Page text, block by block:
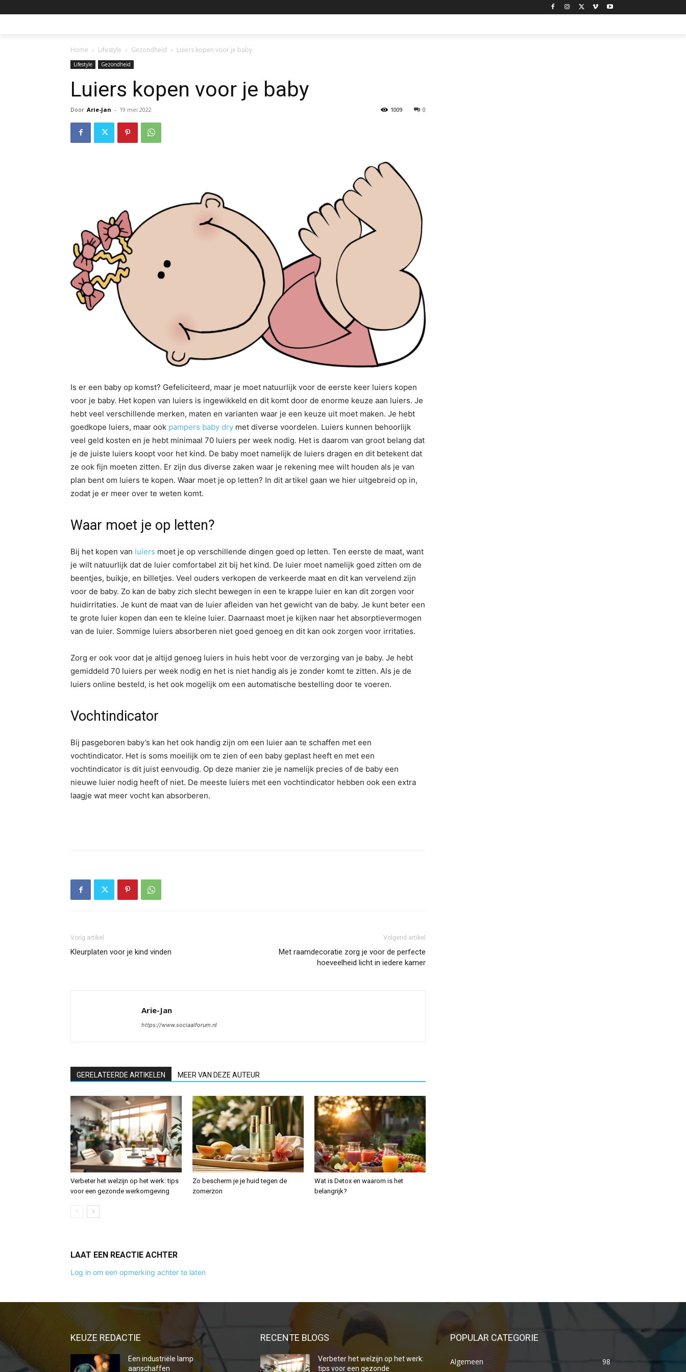
Home Lifestyle Gezondheid Luiers kopen voor je baby
Lifestyle Gezondheid
Luiers kopen voor je baby
Door Arie-Jan - 19 mei 2022 0
1009
Is er een baby op komst? Gefeliciteerd, maar je moet natuurlijk voor de eerste keer luiers kopen
voor je baby. Het kopen van luiers is ingewikkeld en dit komt door de enorme keuze aan luiers. Je
hebt veel verschillende merken, maten en varianten waar je een keuze uit moet maken. Je hebt
goedkope luiers, maar ook pampers baby dry met diverse voordelen. Luiers kunnen behoorlijk
veel geld kosten en je hebt minimaal 70 luiers per week nodig. Het is daarom van groot belang dat
je de juiste luiers koopt voor het kind. De baby moet namelijk de luiers dragen en dit betekent dat
ze ook fijn moeten zitten. Er zijn dus diverse zaken waar je rekening mee wilt houden als je van
plan bent om luiers te kopen. Waar moet je op letten? In dit artikel gaan we hier uitgebreid op in,
zodat je er meer over te weten komt.
Waar moet je op letten?
Bij het kopen van luiers moet je op verschillende dingen goed op letten. Ten eerste de maat, want
je wilt natuurlijk dat de luier comfortabel zit bij het kind. De luier moet namelijk goed zitten om de
beentjes, buikje, en billetjes. Veel ouders verkopen de verkeerde maat en dit kan vervelend zijn
voor de baby. Zo kan de baby zich slecht bewegen in een te krappe luier en kan dit zorgen voor
huidirritaties. Je kunt de maat van de luier afleiden van het gewicht van de baby. Je kunt beter een
te grote luier kopen dan een te kleine luier. Daarnaast moet je kijken naar het absorptievermogen
van de luier. Sommige luiers absorberen niet goed genoeg en dit kan ook zorgen voor irritaties.
Zorg er ook voor dat je altijd genoeg luiers in huis hebt voor de verzorging van je baby. Je hebt
gemiddeld 70 luiers per week nodig en het is niet handig als je zonder komt te zitten. Als je de
luiers online besteld, is het ook mogelijk om een automatische bestelling door te voeren.
Vochtindicator
Bij pasgeboren baby’s kan het ook handig zijn om een luier aan te schaffen met een
vochtindicator. Het is soms moeilijk om te zien of een baby geplast heeft en met een
vochtindicator is dit juist eenvoudig. Op deze manier zie je namelijk precies of de baby een
nieuwe luier nodig heeft of niet. De meeste luiers met een vochtindicator hebben ook een extra
laagje wat meer vocht kan absorberen.
Vorig artikel
Kleurplaten voor je kind vinden
Volgend artikel
Met raamdecoratie zorg je voor de perfecte
hoeveelheid licht in iedere kamer
Arie-Jan
https://www.sociaalforum.nl
GERELATEERDE ARTIKELEN MEER VAN DEZE AUTEUR
Verbeter het welzijn op het werk: tips
voor een gezonde werkomgeving
Zo bescherm je je huid tegen de
zomerzon
Wat is Detox en waarom is het
belangrijk?
LAAT EEN REACTIE ACHTER
Log in om een opmerking achter te laten
KEUZE REDACTIE
Een industriële lamp
aanschaffen
RECENTE BLOGS
Verbeter het welzijn op het werk:
tips voor een gezonde
POPULAR CATEGORIE
Algemeen 98